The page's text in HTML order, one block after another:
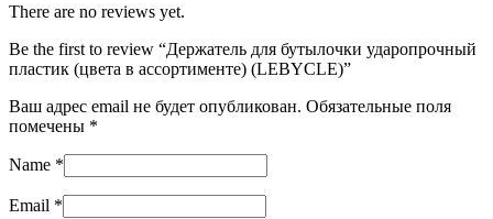
There are no reviews yet.
Be the first to review “Держатель для бутылочки ударопрочный
пластик (цвета в ассортименте) (LEBYCLE)”
Ваш адрес email не будет опубликован. Обязательные поля
помечены *
Name *
Email *